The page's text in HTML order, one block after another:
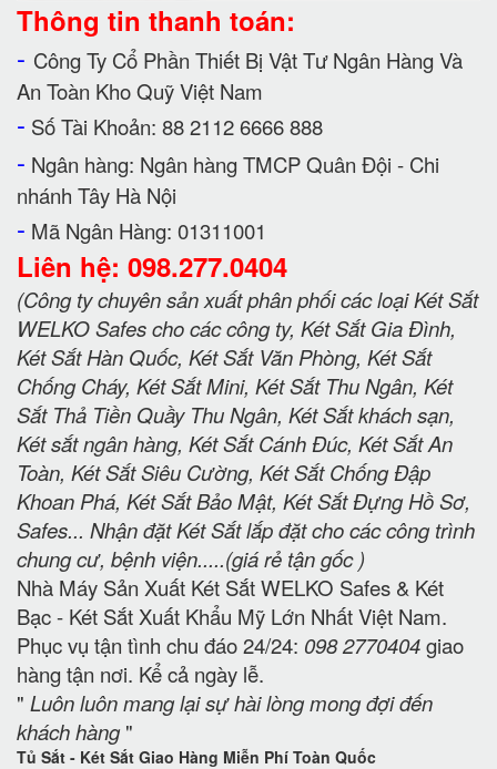
Thông tin thanh toán:
- Công Ty Cổ Phần Thiết Bị Vật Tư Ngân Hàng Và
An Toàn Kho Quỹ Việt Nam
- Số Tài Khoản: 88 2112 6666 888
- Ngân hàng: Ngân hàng TMCP Quân Đội - Chi
nhánh Tây Hà Nội
- Mã Ngân Hàng: 01311001
Liên hệ: 098.277.0404
(Công ty chuyên sản xuất phân phối các loại Két Sắt
WELKO Safes cho các công ty, Két Sắt Gia Đình,
Két Sắt Hàn Quốc, Két Sắt Văn Phòng, Két Sắt
Chống Cháy, Két Sắt Mini, Két Sắt Thu Ngân, Két
Sắt Thả Tiền Quầy Thu Ngân, Két Sắt khách sạn,
Két sắt ngân hàng, Két Sắt Cánh Đúc, Két Sắt An
Toàn, Két Sắt Siêu Cường, Két Sắt Chống Đập
Khoan Phá, Két Sắt Bảo Mật, Két Sắt Đựng Hồ Sơ,
Safes... Nhận đặt Két Sắt lắp đặt cho các công trình
chung cư, bệnh viện.....(giá rẻ tận gốc )
Nhà Máy Sản Xuất Két Sắt WELKO Safes & Két
Bạc - Két Sắt Xuất Khẩu Mỹ Lớn Nhất Việt Nam.
Phục vụ tận tình chu đáo 24/24: 098 2770404giao
hàng tận nơi. Kể cả ngày lễ.
" Luôn luôn mang lại sự hài lòng mong đợi đến
khách hàng"
Tủ Sắt - Két Sắt Giao Hàng Miễn Phí Toàn Quốc